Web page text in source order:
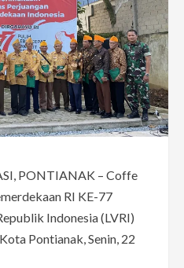
PONTIANAK – Coffe
RI KE-77
Indonesia (LVRI)
Pontianak, Senin, 22